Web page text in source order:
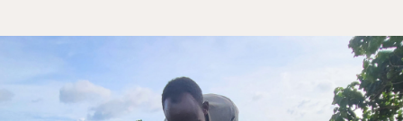
Je kunt eenmalig of periodiek doneren via
onze website. Ga naar de donatiepagina en